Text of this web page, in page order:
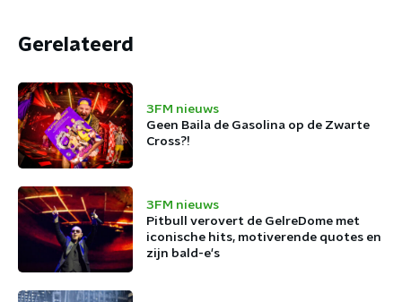
Gerelateerd
3FM nieuws
Geen Baila de Gasolina op de Zwarte
Cross?!
3FM nieuws
Pitbull verovert de GelreDome met
iconische hits, motiverende quotes en
zijn bald-e's